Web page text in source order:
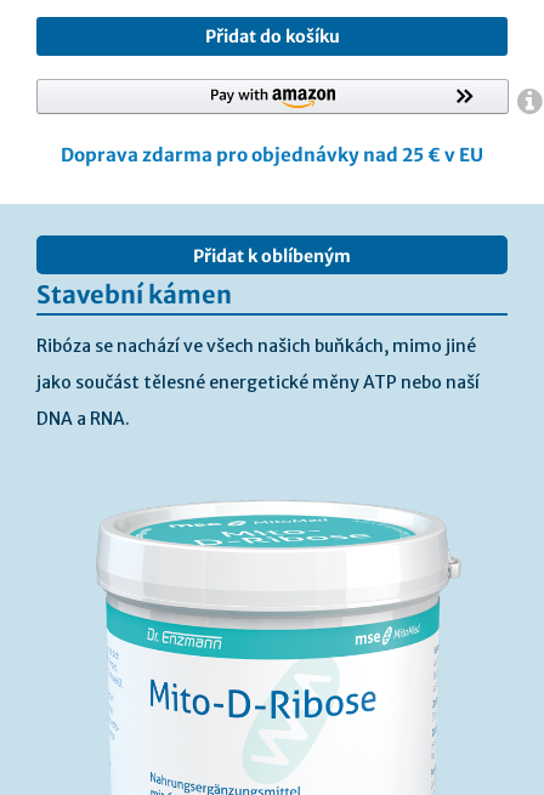
Přidat do košíku
Přidat k oblíbeným
Doprava zdarma pro objednávky nad 25 € v EU
galerie
obrázky
Stavební kámen
Ribóza se nachází ve všech našich buňkách, mimo jiné
jako součást tělesné energetické měny ATP nebo naší
DNA a RNA.